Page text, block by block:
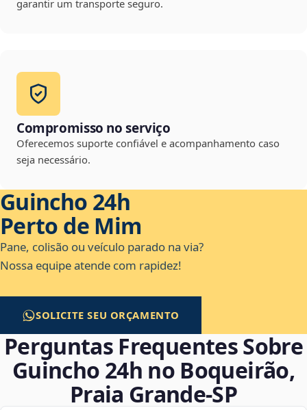
garantir um transporte seguro.
Compromisso no serviço
Oferecemos suporte confiável e acompanhamento caso
seja necessário.
Guincho 24h
Perto de Mim
Pane, colisão ou veículo parado na via?
Nossa equipe atende com rapidez!
SOLICITE SEU ORÇAMENTO
Perguntas Frequentes Sobre
Guincho 24h no Boqueirão,
Praia Grande‑SP